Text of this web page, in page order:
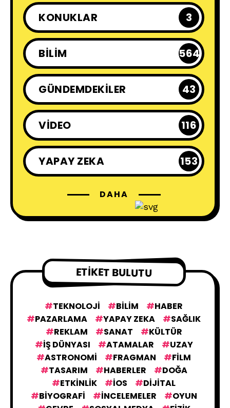
KONUKLAR 3
BILIM 564
GÜNDEMDEKILER 43
VIDEO 116
YAPAY ZEKA 153
DAHA
ETIKET BULUTU
TEKNOLOJI BILIM
HABER
PAZARLAMA
YAPAY ZEKA
SAĞLIK
REKLAM
SANAT
KÜLTÜR
IŞ DÜNYASI
ATAMALAR
UZAY
ASTRONOMI
FRAGMAN
FILM
TASARIM
HABERLER
DOĞA
ETKINLIK
IOS
DIJITAL
BIYOGRAFI
İNCELEMELER
OYUN